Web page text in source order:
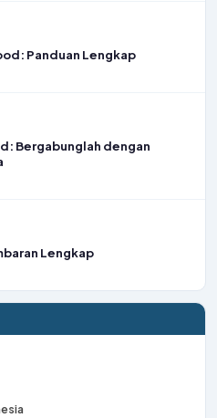
Panduan Lengkap
Bergabunglah dengan
Lengkap